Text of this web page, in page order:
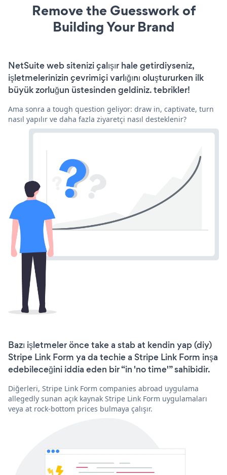
Remove the Guesswork of
Building Your Brand
NetSuite web sitenizi çalışır hale getirdiyseniz,
işletmelerinizin çevrimiçi varlığını oluştururken ilk
büyük zorluğun üstesinden geldiniz. tebrikler!
Ama sonra a tough question geliyor: draw in, captivate, turn
nasıl yapılır ve daha fazla ziyaretçi nasıl desteklenir?
Bazı işletmeler önce take a stab at kendin yap (diy)
Stripe Link Form ya da techie a Stripe Link Form inşa
edebileceğini iddia eden bir “in 'no time'” sahibidir.
Diğerleri, Stripe Link Form companies abroad uygulama
allegedly sunan açık kaynak Stripe Link Form uygulamaları
veya at rock-bottom prices bulmaya çalışır.